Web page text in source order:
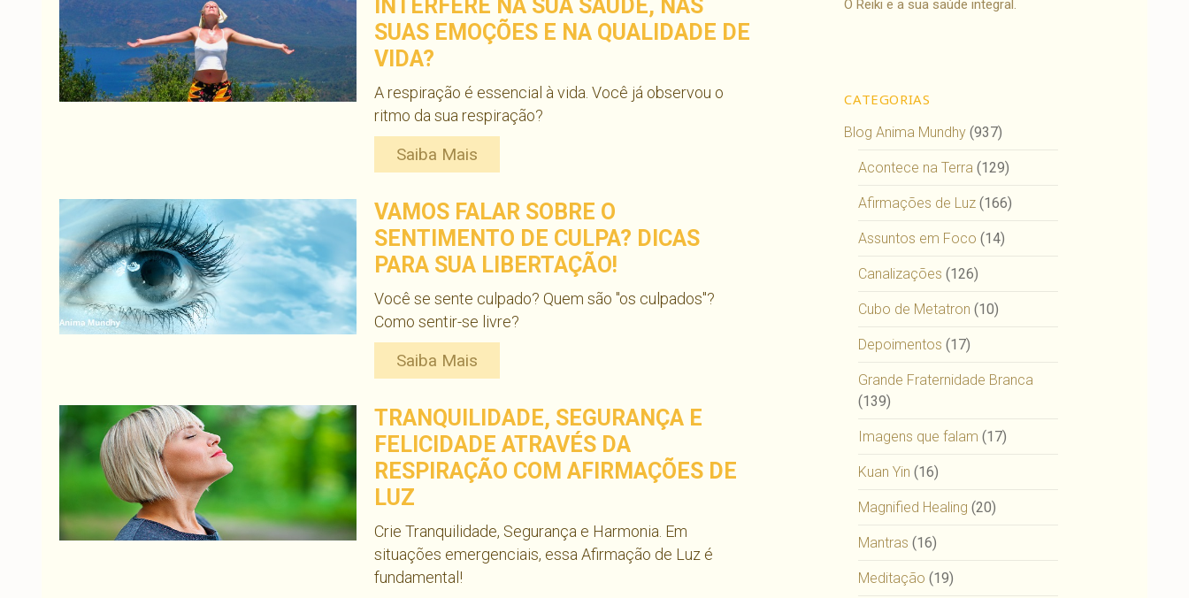
INTERFERE NA SUA SAÚDE, NAS
SUAS EMOÇÕES E NA QUALIDADE DE
VIDA?
A respiração é essencial à vida. Você já observou o
ritmo da sua respiração?
Saiba Mais
VAMOS FALAR SOBRE O
SENTIMENTO DE CULPA? DICAS
PARA SUA LIBERTAÇÃO!
Você se sente culpado? Quem são "os culpados"?
Como sentir-se livre?
Saiba Mais
TRANQUILIDADE, SEGURANÇA E
FELICIDADE ATRAVÉS DA
RESPIRAÇÃO COM AFIRMAÇÕES DE
LUZ
Crie Tranquilidade, Segurança e Harmonia. Em
situações emergenciais, essa Afirmação de Luz é
fundamental!
O Reiki e a sua saúde integral.
CATEGORIAS
Blog Anima Mundhy (937)
Acontece na Terra (129)
Afirmações de Luz (166)
Assuntos em Foco (14)
Canalizações (126)
Cubo de Metatron (10)
Depoimentos (17)
Grande Fraternidade Branca
(139)
Imagens que falam (17)
Kuan Yin (16)
Magnified Healing (20)
Mantras (16)
Meditação (19)